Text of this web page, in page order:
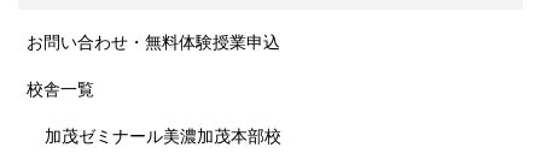
お問い合わせ・無料体験授業申込
校舎一覧
加茂ゼミナール美濃加茂本部校